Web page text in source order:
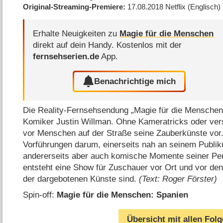
Original-Streaming-Premiere 17.08.2018 Netflix (Englisch)
Erhalte Neuigkeiten zu Magie für die Menschen
direkt auf dein Handy. Kostenlos mit der
fernsehserien.de App.
Benachrichtige mich
Die Reality-Fernsehsendung „Magie für die
Komiker Justin Willman. Ohne Kameratricks oder
vor Menschen auf der Straße seine Zauberkünste
Vorführungen darum, einerseits nah an seinem
andererseits aber auch komische Momente seiner
entsteht eine Show für Zuschauer vor Ort und vor
der dargebotenen Künste sind.(Text: Roger Förster)
Spin-off: Magie für die Menschen: Spanien
Übersicht mit allen